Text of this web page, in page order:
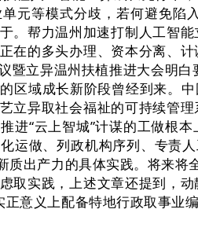
元等模式分歧，若何避免
帮力温州加速打制人工智
在的多头办理、资本分离、
暨立异温州扶植推进大会明
区域成长新阶段曾经到来。
立异取社会福祉的可持续管
“云上智城”计谋的工做根
运做、列政机构序列、专
出产力的具体实践。将来将
取实践，上述文章还提到，
意义上配备特地行政取事